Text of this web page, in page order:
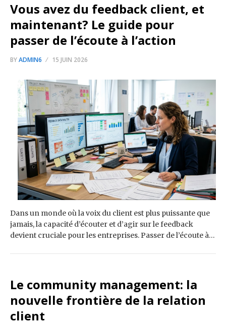
Vous avez du feedback client, et
maintenant? Le guide pour
passer de l’écoute à l’action
BYADMIN6 15 JUIN 2026
Dans un monde où la voix du client est plus puissante que
jamais, la capacité d’écouter et d’agir sur le feedback
devient cruciale pour les entreprises. Passer de l’écoute à…
Le community management: la
nouvelle frontière de la relation
client